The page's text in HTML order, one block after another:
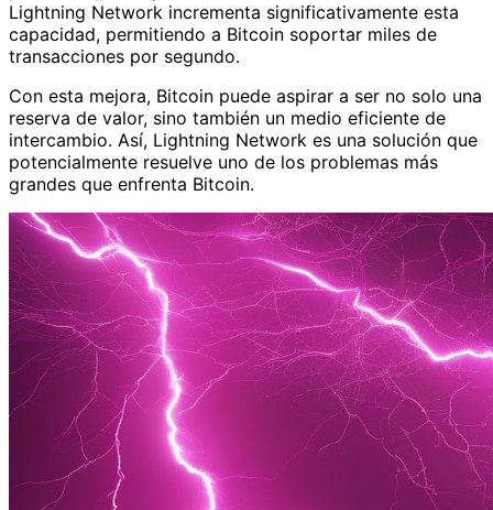
Lightning Network incrementa significativamente esta
capacidad, permitiendo a Bitcoin soportar miles de
transacciones por segundo.
Con esta mejora, Bitcoin puede aspirar a ser no solo una
reserva de valor, sino también un medio eficiente de
intercambio. Así, Lightning Network es una solución que
potencialmente resuelve uno de los problemas más
grandes que enfrenta Bitcoin.